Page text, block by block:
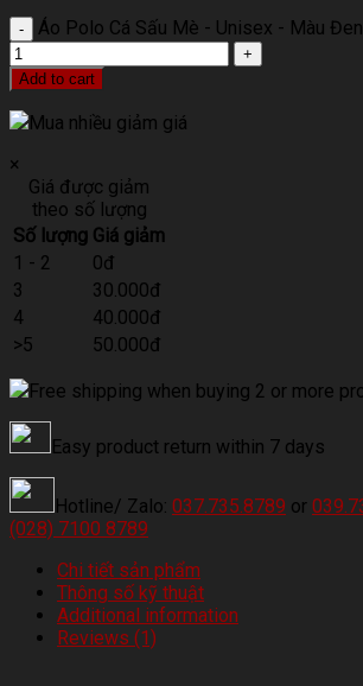
Áo Polo Cá Sấu Mè - Unisex - Màu
Add to cart
Mua nhiều giảm giá
×
Giá được giảm
theo số lượng
Số lượng Giá giảm
1 - 2
0đ
3
30.000đ
4
40.000đ
>5
50.000đ
Free shipping when buying 2 or more
Easy product return within 7 days
Hotline/ Zalo: 037.735.8789 or
(028) 7100 8789
Chi tiết sản phẩm
Thông số kỹ thuật
Additional information
Reviews (1)